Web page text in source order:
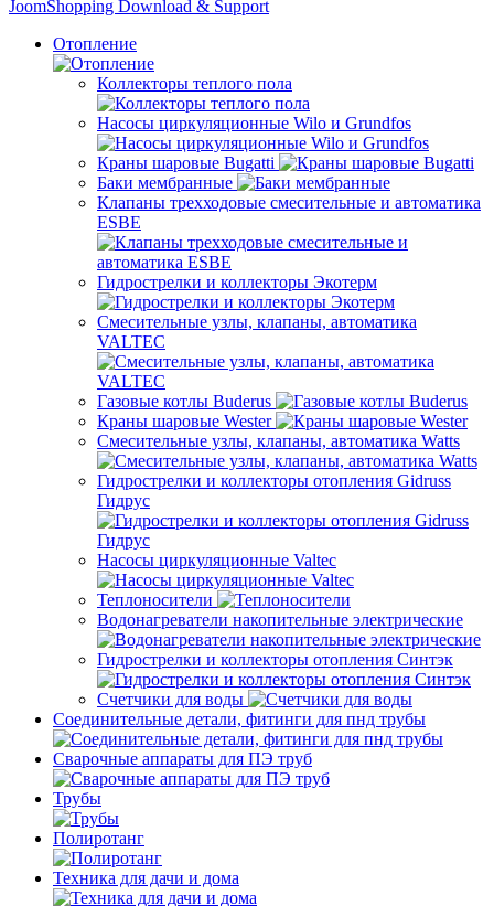
JoomShopping Download & Support
Отопление
Коллекторы теплого пола
Насосы циркуляционные Wilo и Grundfos
Краны шаровые Bugatti
Баки мембранные
Клапаны трехходовые смесительные и автоматика
ESBE
Гидрострелки и коллекторы Экотерм
Смесительные узлы, клапаны, автоматика
VALTEC
Газовые котлы Buderus
Краны шаровые Wester
Смесительные узлы, клапаны, автоматика Watts
Гидрострелки и коллекторы отопления Gidruss
Гидрус
Насосы циркуляционные Valtec
Теплоносители
Водонагреватели накопительные электрические
Гидрострелки и коллекторы отопления Синтэк
Счетчики для воды
Соединительные детали, фитинги для пнд трубы
Сварочные аппараты для ПЭ труб
Трубы
Полиротанг
Техника для дачи и дома